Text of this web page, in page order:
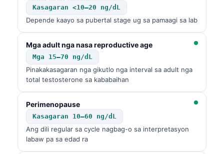
Kasagaran <10–20 ng/dL
Depende kaayo sa pubertal stage ug sa pamaagi sa lab
Mga adult nga nasa reproductive age
Mga 15–70 ng/dL
Pinakakasagaran nga gikutlo nga interval sa adult nga
total testosterone sa kababaihan
Perimenopause
Kasagaran 10–60 ng/dL
Ang dili regular sa cycle nagbag-o sa interpretasyon
labaw pa sa edad ra